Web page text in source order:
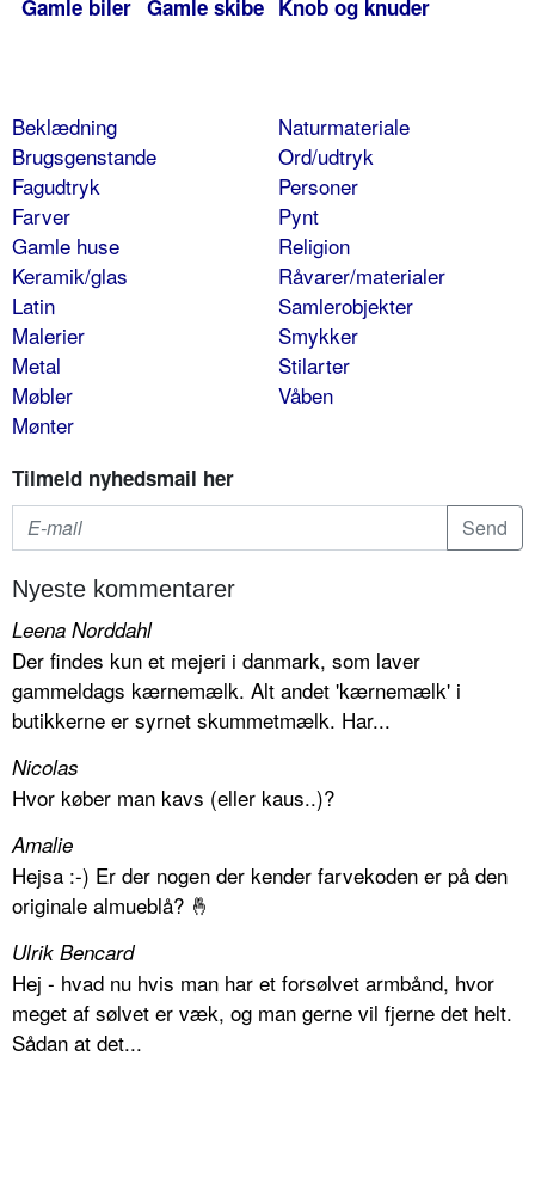
Gamle biler Gamle skibe Knob og knuder
Beklædning
Brugsgenstande
Fagudtryk
Farver
Gamle huse
Keramik/glas
Latin
Malerier
Metal
Møbler
Mønter
Naturmateriale
Ord/udtryk
Personer
Pynt
Religion
Råvarer/materialer
Samlerobjekter
Smykker
Stilarter
Våben
Tilmeld nyhedsmail her
Nyeste kommentarer
Leena Norddahl
Der findes kun et mejeri i danmark, som laver
gammeldags kærnemælk. Alt andet 'kærnemælk' i
butikkerne er syrnet skummetmælk. Har...
Nicolas
Hvor køber man kavs (eller kaus..)?
Amalie
Hejsa :-) Er der nogen der kender farvekoden er på den
originale almueblå? 🤞
Ulrik Bencard
Hej - hvad nu hvis man har et forsølvet armbånd, hvor
meget af sølvet er væk, og man gerne vil fjerne det helt.
Sådan at det...